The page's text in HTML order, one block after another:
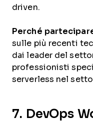
driven.
Perché
sulle più recenti
dai leader del
professionisti
serverless nel
7. DevOps